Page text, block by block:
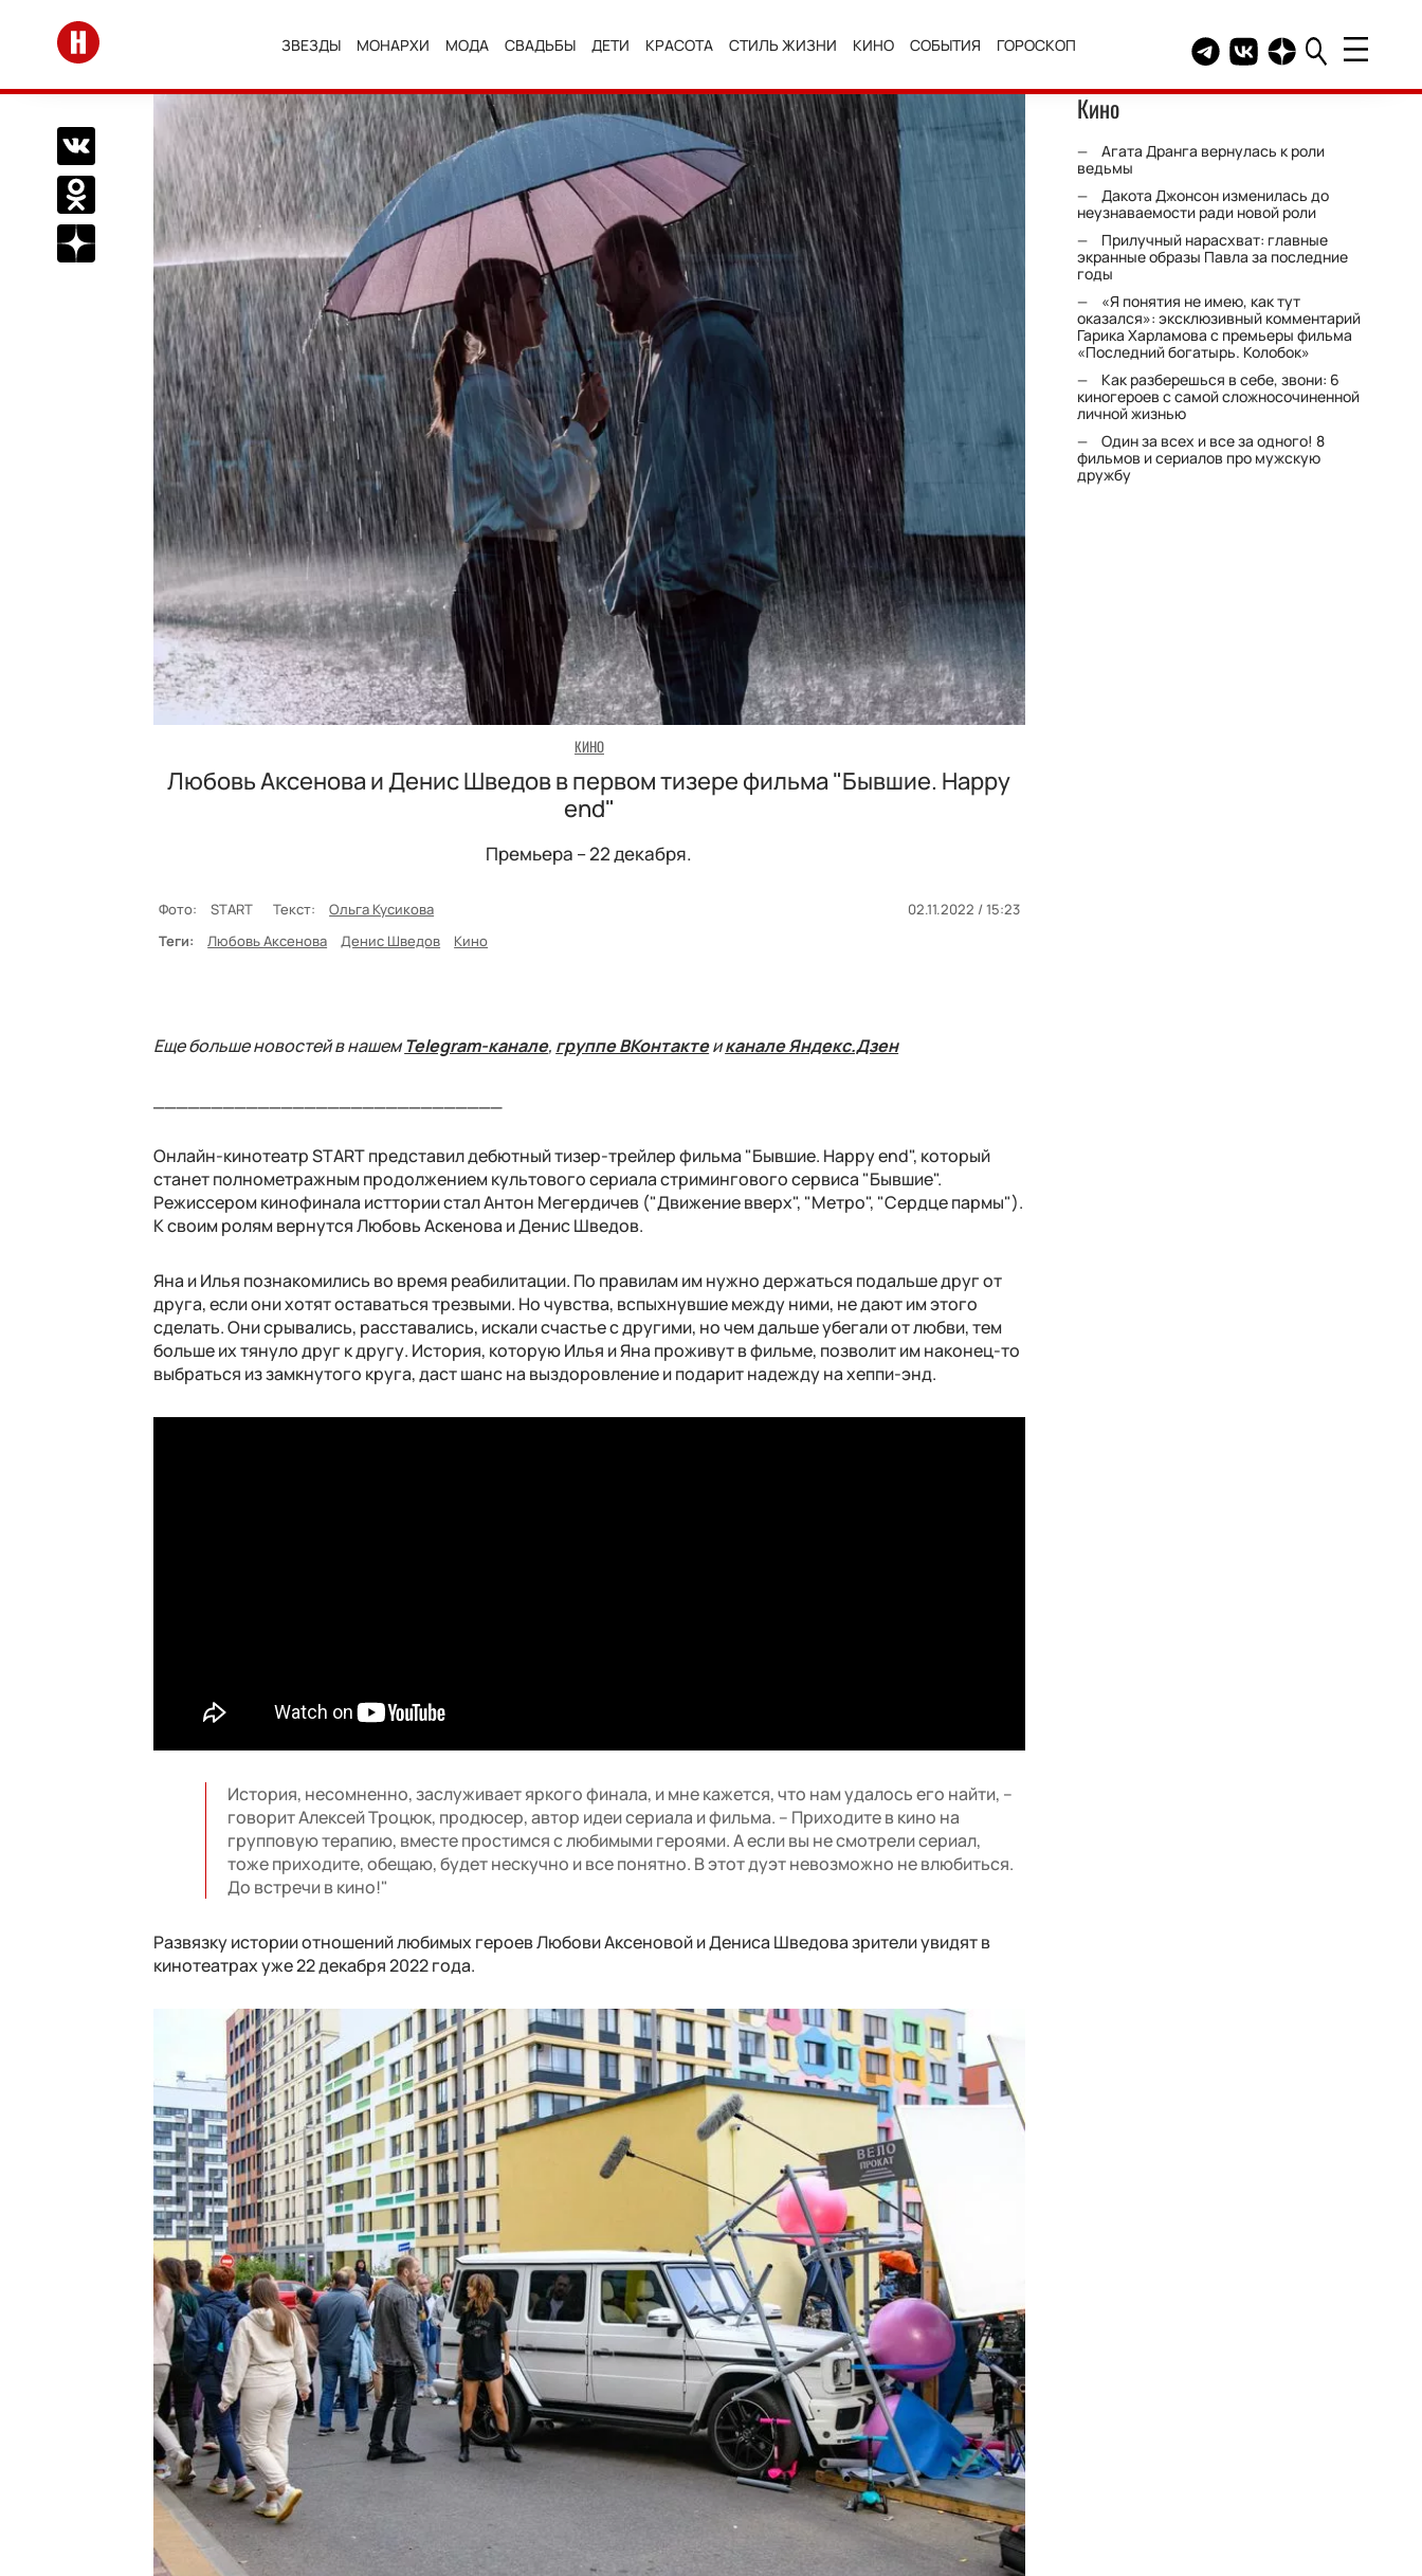
Перейти на главную
ЗВЕЗДЫ МОНАРХИ МОДА СВАДЬБЫ ДЕТИ КРАСОТА СТИЛЬ ЖИЗНИ КИНО СОБЫТИЯ ГОРОСКОП Telegram канал HELLO
Группа HELLO
Канал HELLO в
Поделиться Вконтакте
Поделиться в Одноклассниках
Подписаться на нас в Дзен
КИНО
Любовь Аксенова и Денис Шведов в первом тизере фильма "Бывшие. Happy
end"
Премьера – 22 декабря.
Фото: START Текст: Ольга Кусикова
02.11.2022 / 15:23
Теги:
Любовь Аксенова Денис Шведов Кино
Еще больше новостей в нашемTelegram-канале, группе ВКонтактеиканале Яндекс.Дзен
Онлайн-кинотеатр START представил дебютный тизер-трейлер фильма "Бывшие. Happy end", который
станет полнометражным продолжением культового сериала стримингового сервиса "Бывшие".
Режиссером кинофинала исттории стал Антон Мегердичев ("Движение вверх", "Метро", "Сердце пармы").
К своим ролям вернутся Любовь Аскенова и Денис Шведов.
Яна и Илья познакомились во время реабилитации. По правилам им нужно держаться подальше друг от
друга, если они хотят оставаться трезвыми. Но чувства, вспыхнувшие между ними, не дают им этого
сделать. Они срывались, расставались, искали счастье с другими, но чем дальше убегали от любви, тем
больше их тянуло друг к другу. История, которую Илья и Яна проживут в фильме, позволит им наконец-то
выбраться из замкнутого круга, даст шанс на выздоровление и подарит надежду на хеппи-энд.
История, несомненно, заслуживает яркого финала, и мне кажется, что нам удалось его найти, –
говорит Алексей Троцюк, продюсер, автор идеи сериала и фильма. – Приходите в кино на
групповую терапию, вместе простимся с любимыми героями. А если вы не смотрели сериал,
тоже приходите, обещаю, будет нескучно и все понятно. В этот дуэт невозможно не влюбиться.
До встречи в кино!"
Развязку истории отношений любимых героев Любови Аксеновой и Дениса Шведова зрители увидят в
кинотеатрах уже 22 декабря 2022 года.
Кино
Агата Дранга вернулась к роли
ведьмы
Дакота Джонсон изменилась до
неузнаваемости ради новой роли
Прилучный нарасхват: главные
экранные образы Павла за последние
годы
«Я понятия не имею, как тут
оказался»: эксклюзивный комментарий
Гарика Харламова с премьеры фильма
«Последний богатырь. Колобок»
Как разберешься в себе, звони: 6
киногероев с самой сложносочиненной
личной жизнью
Один за всех и все за одного! 8
фильмов и сериалов про мужскую
дружбу